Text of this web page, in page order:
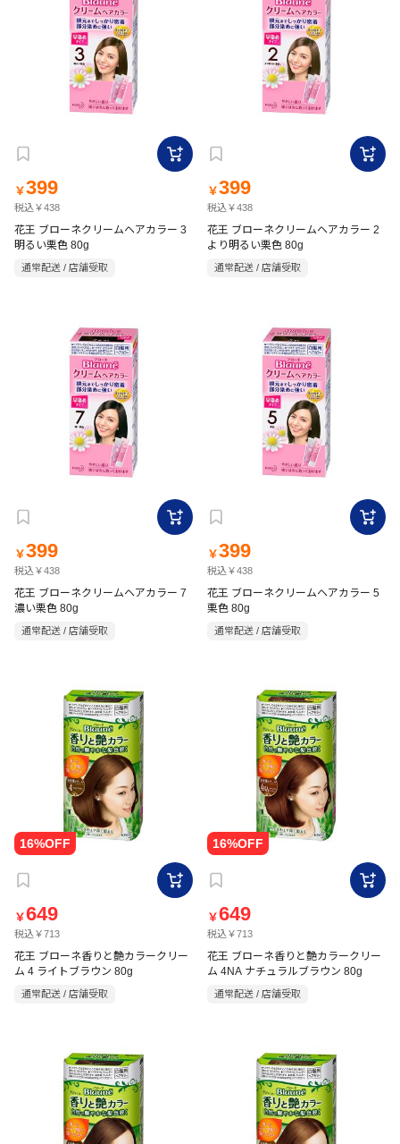
￥399
税込￥438
花王 ブローネクリームヘアカラー 3
明るい栗色 80g
通常配送 / 店舗受取
￥399
税込￥438
花王 ブローネクリームヘアカラー 2
より明るい栗色 80g
通常配送 / 店舗受取
￥399
税込￥438
花王 ブローネクリームヘアカラー 7
濃い栗色 80g
通常配送 / 店舗受取
￥399
税込￥438
花王 ブローネクリームヘアカラー 5
栗色 80g
通常配送 / 店舗受取
￥649
税込￥713
花王 ブローネ香りと艶カラークリー
ム 4 ライトブラウン 80g
通常配送 / 店舗受取
￥649
税込￥713
花王 ブローネ香りと艶カラークリー
ム 4NA ナチュラルブラウン 80g
通常配送 / 店舗受取